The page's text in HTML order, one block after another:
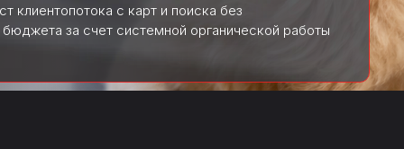
клиентопотока с карт и поиска без
за счет системной органической работы